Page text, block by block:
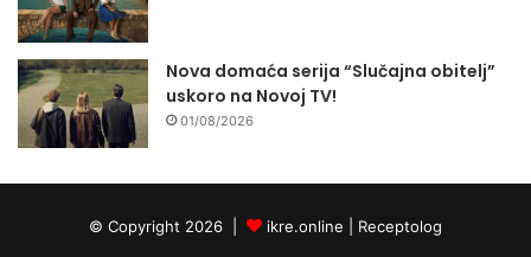
Nova domaća serija “Slučajna obitelj”
uskoro na Novoj TV!
01/08/2026
© Copyright 2026 | ikre.online | Receptolog